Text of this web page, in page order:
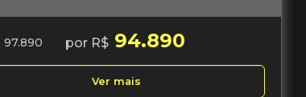
97.890 por R$ 94.890
Ver mais